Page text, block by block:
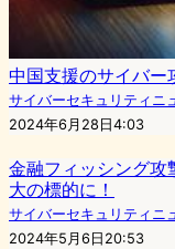
中国支援のサイバー
サイバーセキュリティニ
2024年6月28日4:03
金融フィッシング攻
大の標的に！
サイバーセキュリティニ
2024年5月6日20:53